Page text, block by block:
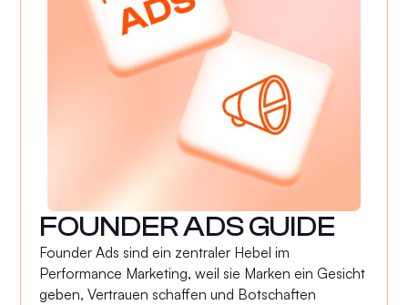
FOUNDER ADS GUIDE
Founder Ads sind ein zentraler Hebel im
Performance Marketing, weil sie Marken ein Gesicht
geben, Vertrauen schaffen und Botschaften